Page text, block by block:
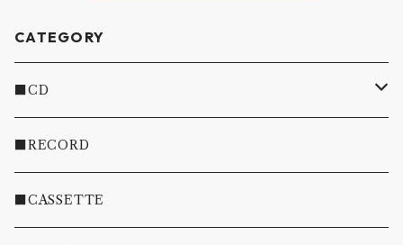
CATEGORY
■CD
・INDIE
・EMO/PUNK/POST HC
■RECORD
■CASSETTE